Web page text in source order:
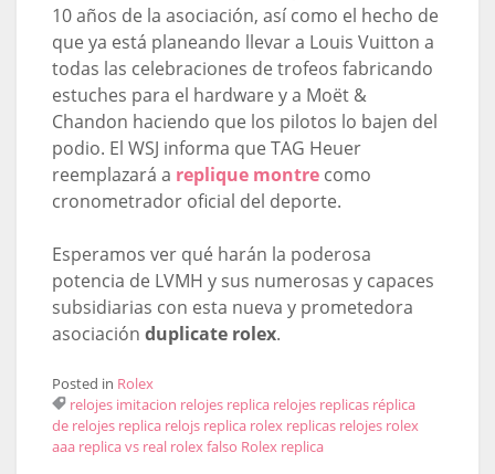
10 años de la asociación, así como el hecho de
que ya está planeando llevar a Louis Vuitton a
todas las celebraciones de trofeos fabricando
estuches para el hardware y a Moët &
Chandon haciendo que los pilotos lo bajen del
podio. El WSJ informa que TAG Heuer
reemplazará a replique montrecomo
cronometrador oficial del deporte.
Esperamos ver qué harán la poderosa
potencia de LVMH y sus numerosas y capaces
subsidiarias con esta nueva y prometedora
asociación duplicate rolex.
Posted in Rolex
relojes imitacion relojes replica relojes replicas réplica
de relojes replica relojs replica rolex replicas relojes rolex
aaa replica vs real rolex falso Rolex replica